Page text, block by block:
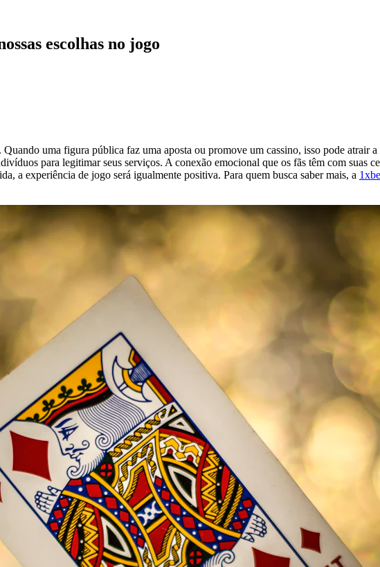
escolhas no jogo
uma figura pública faz uma aposta ou promove um cassino, isso pode atrair a
para legitimar seus serviços. A conexão emocional que os fãs têm com suas
a experiência de jogo será igualmente positiva. Para quem busca saber mais, a